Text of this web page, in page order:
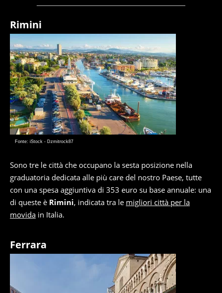
Rimini
Fonte: iStock - Dzmitrock87
Sono tre le città che occupano la sesta posizione nella
graduatoria dedicata alle più care del nostro Paese, tutte
con una spesa aggiuntiva di 353 euro su base annuale: una
di queste è Rimini, indicata tra le migliori città per la
movida in Italia.
Ferrara